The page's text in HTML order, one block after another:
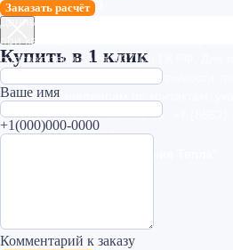
Заказать расчёт
Купить в 1 клик
Ваше имя
+1(000)000-0000
Комментарий к заказу